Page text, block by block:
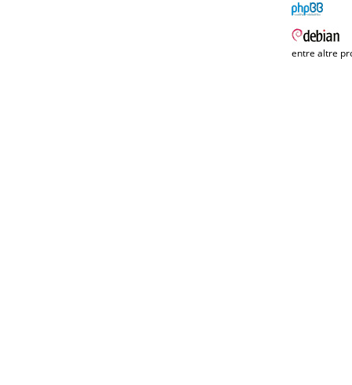
entre altre